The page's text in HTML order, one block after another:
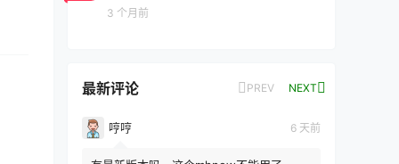
3 个月前
最新评论 PREV NEXT
哼哼 6 天前